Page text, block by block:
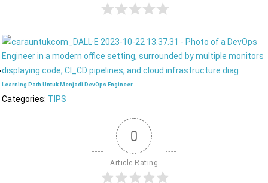
Learning Path Untuk Menjadi DevOps Engineer
Categories: TIPS
0
Article Rating